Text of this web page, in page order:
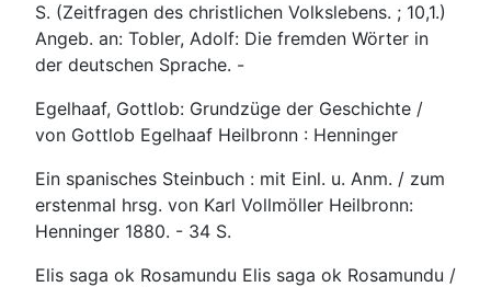
S. (Zeitfragen des christlichen Volkslebens. ; 10,1.)
Angeb. an: Tobler, Adolf: Die fremden Wörter in
der deutschen Sprache. -
Egelhaaf, Gottlob: Grundzüge der Geschichte /
von Gottlob Egelhaaf Heilbronn : Henninger
Ein spanisches Steinbuch : mit Einl. u. Anm. / zum
erstenmal hrsg. von Karl Vollmöller Heilbronn:
Henninger 1880. - 34 S.
Elis saga ok Rosamundu Elis saga ok Rosamundu /